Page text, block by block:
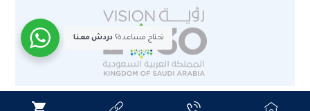
جميع الحقوق محفوظة لموقع عالم التوريد © 2025م
تحتاج مساعدة؟ دردش معنا